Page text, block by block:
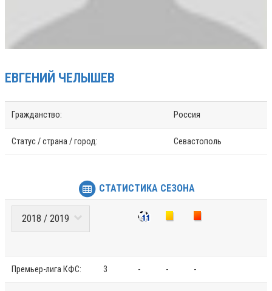
ЕВГЕНИЙ ЧЕЛЫШЕВ
Гражданство: Россия
Статус / страна / город: Севастополь
СТАТИСТИКА СЕЗОНА
Премьер-лига КФС: 3 - - -